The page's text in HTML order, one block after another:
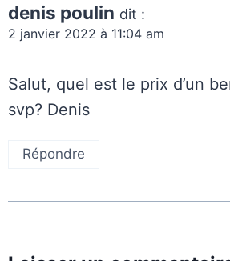
denis poulin dit :
2 janvier 2022 à 11:04 am
Salut, quel est le prix d’un
svp? Denis
Répondre